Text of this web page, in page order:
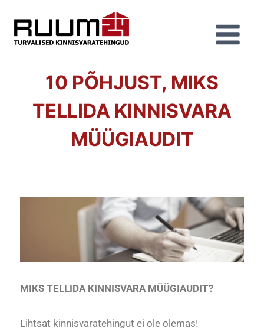
10 PÕHJUST, MIKS
TELLIDA KINNISVARA
MÜÜGIAUDIT
MIKS TELLIDA KINNISVARA MÜÜGIAUDIT?
Lihtsat kinnisvaratehingut ei ole olemas!